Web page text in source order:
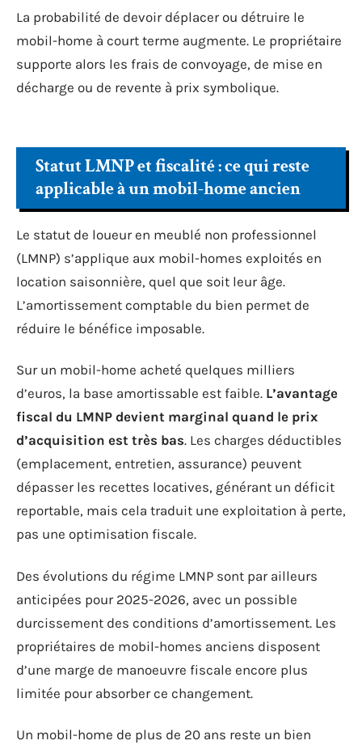
La probabilité de devoir déplacer ou détruire le
mobil-home à court terme augmente. Le propriétaire
supporte alors les frais de convoyage, de mise en
décharge ou de revente à prix symbolique.
Statut LMNP et fiscalité : ce qui reste
applicable à un mobil-home ancien
Le statut de loueur en meublé non professionnel
(LMNP) s’applique aux mobil-homes exploités en
location saisonnière, quel que soit leur âge.
L’amortissement comptable du bien permet de
réduire le bénéfice imposable.
Sur un mobil-home acheté quelques milliers
d’euros, la base amortissable est faible. L’avantage
fiscal du LMNP devient marginal quand le prix
d’acquisition est très bas. Les charges déductibles
(emplacement, entretien, assurance) peuvent
dépasser les recettes locatives, générant un déficit
reportable, mais cela traduit une exploitation à perte,
pas une optimisation fiscale.
Des évolutions du régime LMNP sont par ailleurs
anticipées pour 2025-2026, avec un possible
durcissement des conditions d’amortissement. Les
propriétaires de mobil-homes anciens disposent
d’une marge de manoeuvre fiscale encore plus
limitée pour absorber ce changement.
Un mobil-home de plus de 20 ans reste un bien